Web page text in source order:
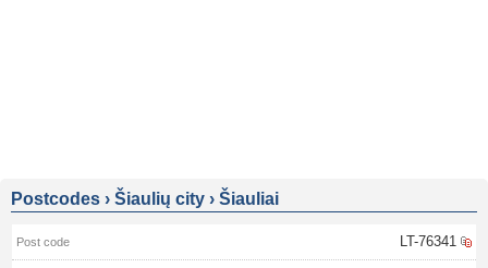
Postcodes › Šiaulių city › Šiauliai
LT-76341